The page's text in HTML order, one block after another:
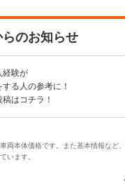
のお知らせ
経験が
る人の参考に！
はコチラ！
両本体価格です。また基本情報など
います。